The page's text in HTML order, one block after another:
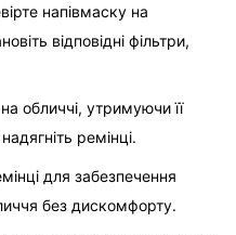
напівмаску на
відповідні фільтри,
обличчі, утримуючи її
ремінці.
для забезпечення
без дискомфорту.